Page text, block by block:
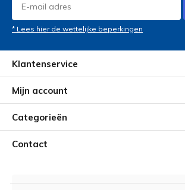
* Lees hier de wettelijke beperkingen
Klantenservice
Mijn account
Categorieën
Contact